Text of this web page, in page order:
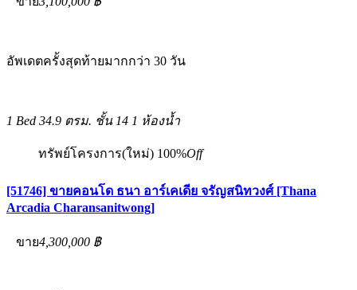
อัพเดตครั้งสุดท้ายมากกว่า 30 วัน
1 Bed 34.9 ตรม. ชั้น 14 1 ห้องน้ำ
ทรัพย์โครงการ(ใหม่) 100%Off
[51746] ขายคอนโด ธนา อาร์เคเดีย จรัญสนิทวงศ์ [Thana
Arcadia Charansanitwong]
ขาย4,300,000 ฿